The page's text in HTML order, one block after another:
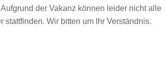
der Vakanz können leider nicht alle
Wir bitten um Ihr Verständnis.